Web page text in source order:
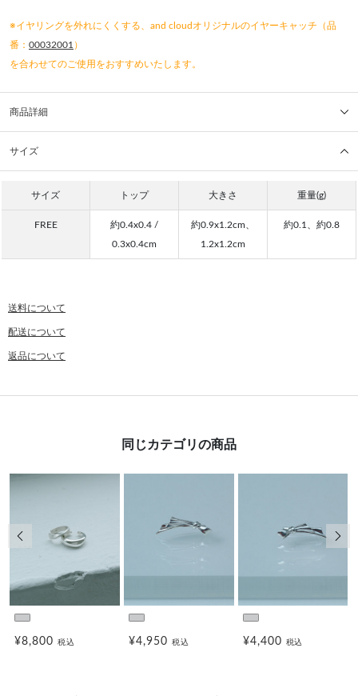
※イヤリングを外れにくくする、and cloudオリジナルのイヤーキャッチ（品
番： 00032001 ）
を合わせてのご使用をおすすめいたします。
商品詳細
サイズ
サイズ トップ 大きさ 重量(g)
FREE
約0.4x0.4 /
0.3x0.4cm
約0.9x1.2cm、
1.2x1.2cm
約0.1、約0.8
送料について
配送について
返品について
同じカテゴリの商品
¥8,800税込 ¥4,950 税込 ¥4,400 税込